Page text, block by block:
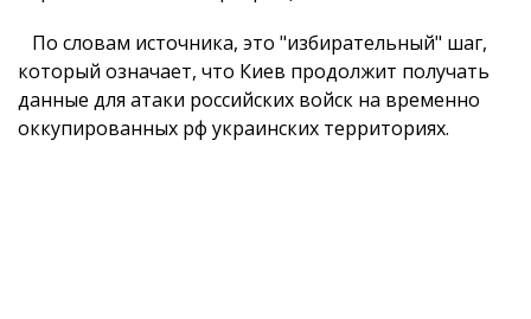
По словам источника, это "избирательный" шаг,
который означает, что Киев продолжит получать
данные для атаки российских войск на временно
оккупированных рф украинских территориях.